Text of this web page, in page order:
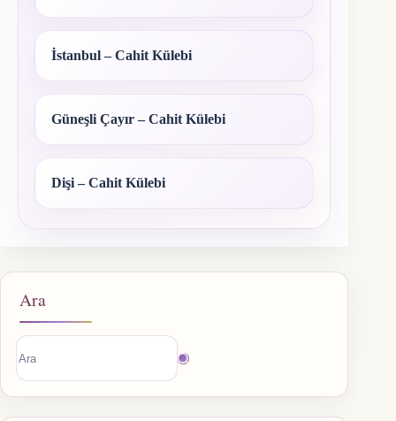
İstanbul – Cahit Külebi
Güneşli Çayır – Cahit Külebi
Dişi – Cahit Külebi
Ara